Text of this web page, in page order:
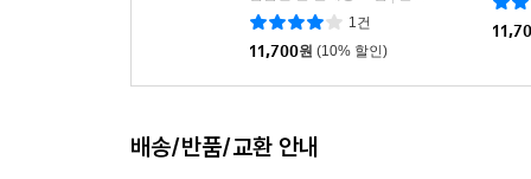
1건
11,700원 (10% 할인)
배송/반품/교환 안내